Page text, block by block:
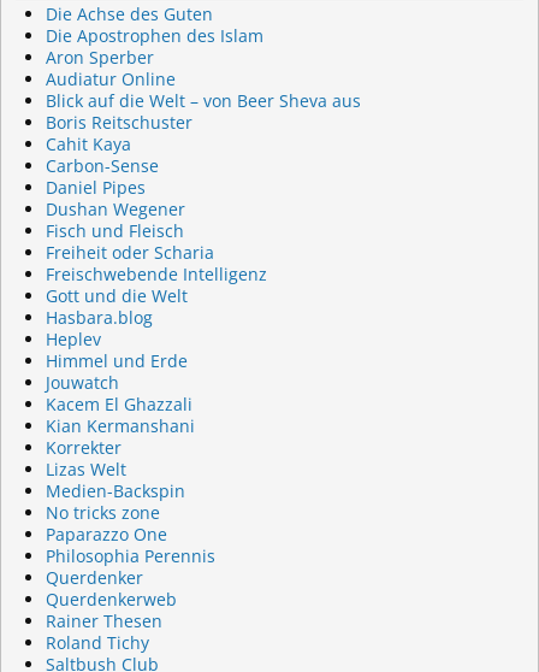
Die Achse des Guten
Die Apostrophen des Islam
Aron Sperber
Audiatur Online
Blick auf die Welt – von Beer Sheva aus
Boris Reitschuster
Cahit Kaya
Carbon-Sense
Daniel Pipes
Dushan Wegener
Fisch und Fleisch
Freiheit oder Scharia
Freischwebende Intelligenz
Gott und die Welt
Hasbara.blog
Heplev
Himmel und Erde
Jouwatch
Kacem El Ghazzali
Kian Kermanshani
Korrekter
Lizas Welt
Medien-Backspin
No tricks zone
Paparazzo One
Philosophia Perennis
Querdenker
Querdenkerweb
Rainer Thesen
Roland Tichy
Saltbush Club